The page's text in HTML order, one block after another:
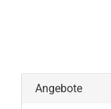
Angebote